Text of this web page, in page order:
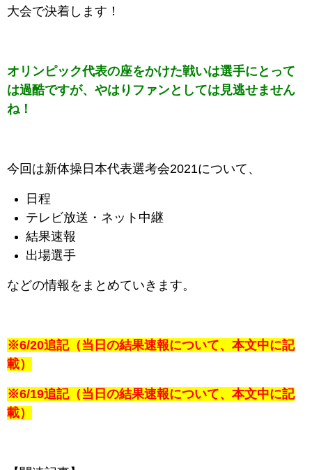
大会で決着します！
オリンピック代表の座をかけた戦いは選手にとって
は過酷ですが、やはりファンとしては見逃せません
ね！
今回は新体操日本代表選考会2021について、
日程
テレビ放送・ ネット中継
結果速報
出場選手
などの情報をまとめていきます。
※6/20追記（当日の結果速報について、本文中に記
載）
※6/19追記（当日の結果速報について、本文中に記
載）